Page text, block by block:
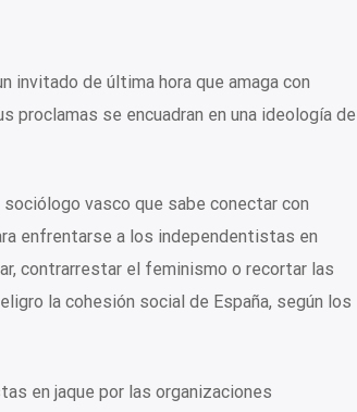
invitado de última hora que amaga con
proclamas se encuadran en una ideología de
vasco que sabe conectar con
enfrentarse a los independentistas en
contrarrestar el feminismo o recortar las
la cohesión social de España, según los
en jaque por las organizaciones